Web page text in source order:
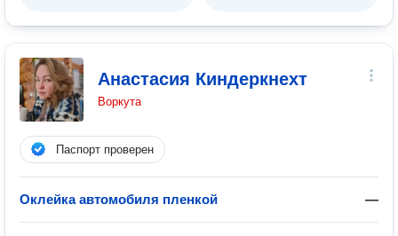
Анастасия Киндеркнехт
Воркута
Паспорт проверен
Оклейка автомобиля пленкой —